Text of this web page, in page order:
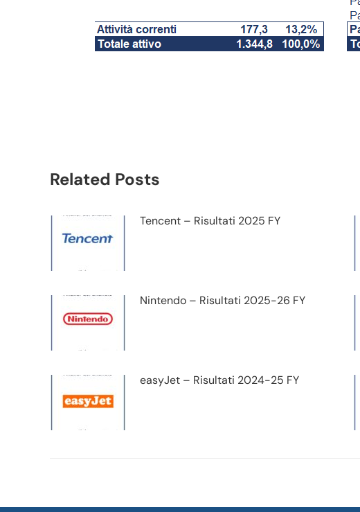
Related Posts
Tencent – Risultati 2025 FY
Nintendo – Risultati 2025-26 FY
easyJet – Risultati 2024-25 FY